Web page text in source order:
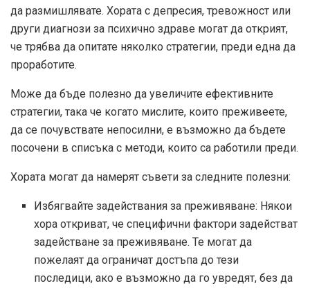
да размишлявате. Хората с депресия, тревожност или
други диагнози за психично здраве могат да открият,
че трябва да опитате няколко стратегии, преди една да
проработите.
Може да бъде полезно да увеличите ефективните
стратегии, така че когато мислите, които преживеете,
да се почувствате непосилни, е възможно да бъдете
посочени в списъка с методи, които са работили преди.
Хората могат да намерят съвети за следните полезни:
Избягвайте задействания за преживяване: Някои
хора откриват, че специфични фактори задействат
задействане за преживяване. Те могат да
пожелаят да ограничат достъпа до тези
последици, ако е възможно да го увредят, без да